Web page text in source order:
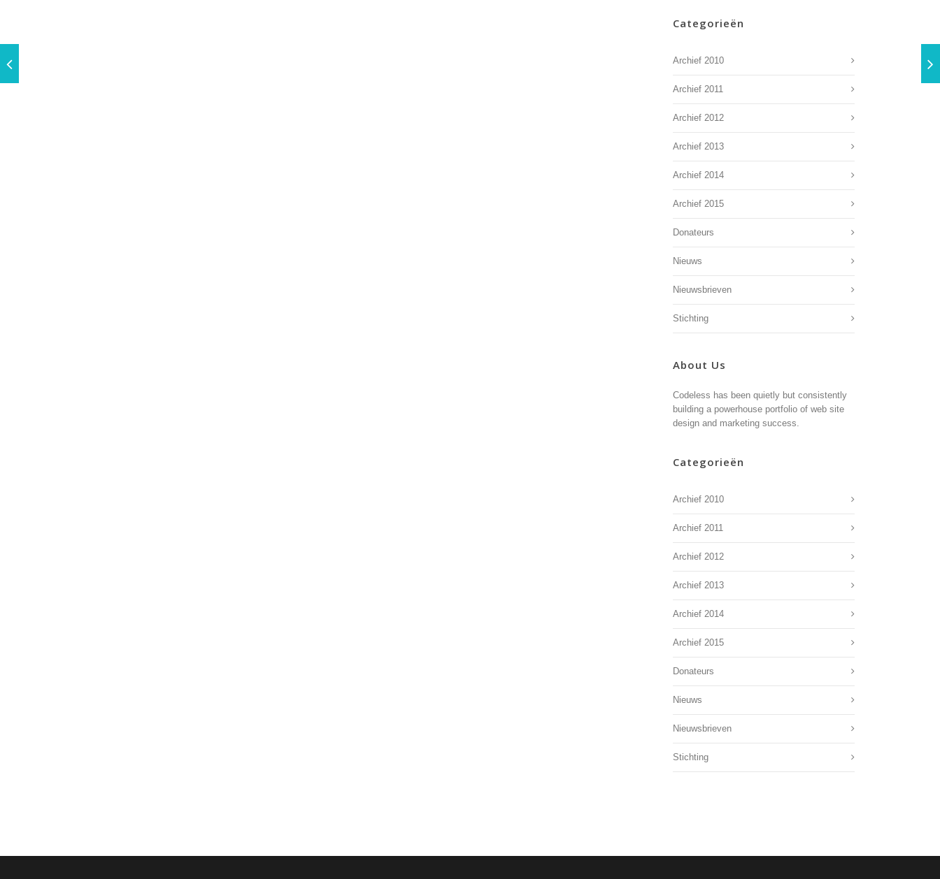
Categorieën
Archief 2010
Archief 2011
Archief 2012
Archief 2013
Archief 2014
Archief 2015
Donateurs
Nieuws
Nieuwsbrieven
Stichting
About Us
Codeless has been quietly but consistently
building a powerhouse portfolio of web site
design and marketing success.
Categorieën
Archief 2010
Archief 2011
Archief 2012
Archief 2013
Archief 2014
Archief 2015
Donateurs
Nieuws
Nieuwsbrieven
Stichting